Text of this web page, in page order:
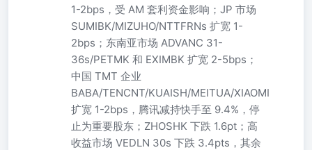
1-2bps，受 AM 套利资金影响；JP 市场
SUMIBK/MIZUHO/NTTFRNs 扩宽 1-
2bps；东南亚市场 ADVANC 31-
36s/PETMK 和 EXIMBK 扩宽 2-5bps；
中国 TMT 企业
BABA/TENCNT/KUAISH/MEITUA/XIAOMI
扩宽 1-2bps，腾讯减持快手至 9.4%，停
止为重要股东；ZHOSHK 下跌 1.6pt；高
收益市场 VEDLN 30s 下跌 3.4pts，其余